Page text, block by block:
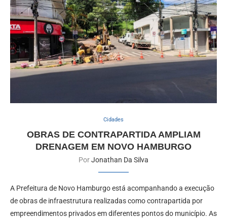
Cidades
OBRAS DE CONTRAPARTIDA AMPLIAM
DRENAGEM EM NOVO HAMBURGO
PorJonathan Da Silva
A Prefeitura de Novo Hamburgo está acompanhando a execução
de obras de infraestrutura realizadas como contrapartida por
empreendimentos privados em diferentes pontos do município. As